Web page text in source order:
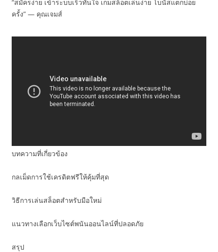
“สมัครง่าย เข้าระบบเร็วทันใจ เกมสล็อตเล่นง่าย โบนัสแตกบ่อย
ครั้ง” — คุณเจมส์
บทความที่เกี่ยวข้อง
กลเม็ดการใช้เครดิตฟรีให้คุ้มที่สุด
วิธีการเล่นสล็อตสำหรับมือใหม่
แนวทางเลือกเว็บไซต์พนันออนไลน์ที่ปลอดภัย
สรุป